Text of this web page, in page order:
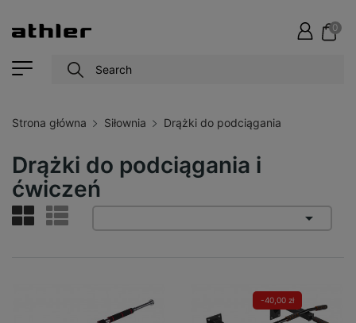
0
Strona główna Siłownia Drążki do podciągania
Drążki do podciągania i
ćwiczeń

-40,00 zł